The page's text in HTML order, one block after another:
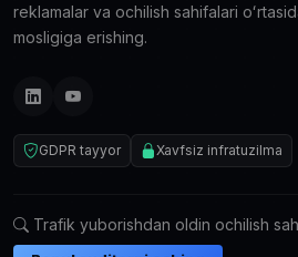
reklamalar va ochilish sahifalari
mosligiga erishing.
GDPR tayyor Xavfsiz infratuzilma
Trafik yuborishdan oldin ochilish